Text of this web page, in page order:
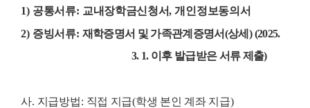
1) 공통서류: 교내장학금신청서,개인정보동의서
2) 증빙서류: 재학증명서 및 가족관계증명서(상세 )(2025.
3. 1. 이후 발급받은 서류 제출)
사. 지급방법: 직접 지급(학생 본인 계좌 지급)